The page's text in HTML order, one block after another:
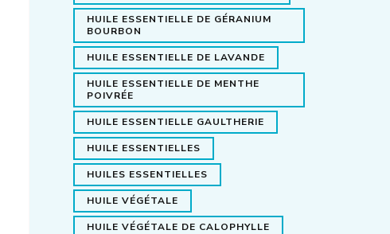
HUILE ESSENTIELLE DE GÉRANIUM
BOURBON
HUILE ESSENTIELLE DE LAVANDE
HUILE ESSENTIELLE DE MENTHE
POIVRÉE
HUILE ESSENTIELLE GAULTHERIE
HUILE ESSENTIELLES
HUILES ESSENTIELLES
HUILE VÉGÉTALE
HUILE VÉGÉTALE DE CALOPHYLLE